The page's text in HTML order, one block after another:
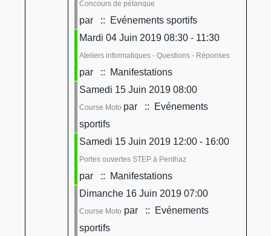
Concours de pétanque
par
:: Evénements sportifs
Mardi 04 Juin 2019 08:30 - 11:30
Ateliers informatiques - Questions - Réponses
par
:: Manifestations
Samedi 15 Juin 2019 08:00
Course Moto par
:: Evénements
sportifs
Samedi 15 Juin 2019 12:00 - 16:00
Portes ouvertes STEP à Penthaz
par
:: Manifestations
Dimanche 16 Juin 2019 07:00
Course Moto par
:: Evénements
sportifs